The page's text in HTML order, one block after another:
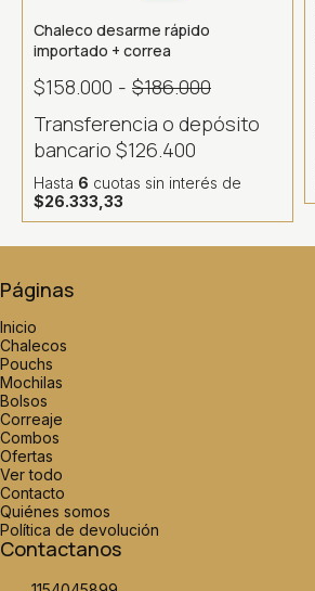
Chaleco desarme rápido
importado + correa
$158.000 - $186.000
Transferencia o depósito
bancario $126.400
Hasta 6 cuotas sin interés de
$26.333,33
Páginas
Inicio
Chalecos
Pouchs
Mochilas
Bolsos
Correaje
Combos
Ofertas
Ver todo
Contacto
Quiénes somos
Política de devolución
Contactanos